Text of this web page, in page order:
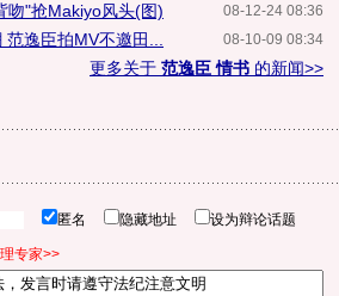
08-12-24 08:36
吻"抢Makiyo风头(图)
08-10-09 08:34
范逸臣拍MV不邀田...
更多关于 范逸臣 情书 的新闻>>
匿名 隐藏地址 设为辩论话题
专家>>